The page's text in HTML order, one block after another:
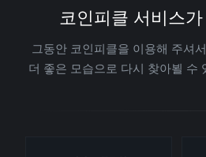
코인피클 서비스
그동안 코인피클을 이용해 주셔
더 좋은 모습으로 다시 찾아뵐 수